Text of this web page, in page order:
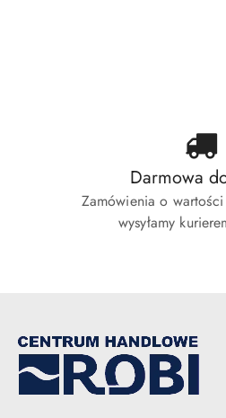
Darmowa
Zamówienia o
wysyłamy